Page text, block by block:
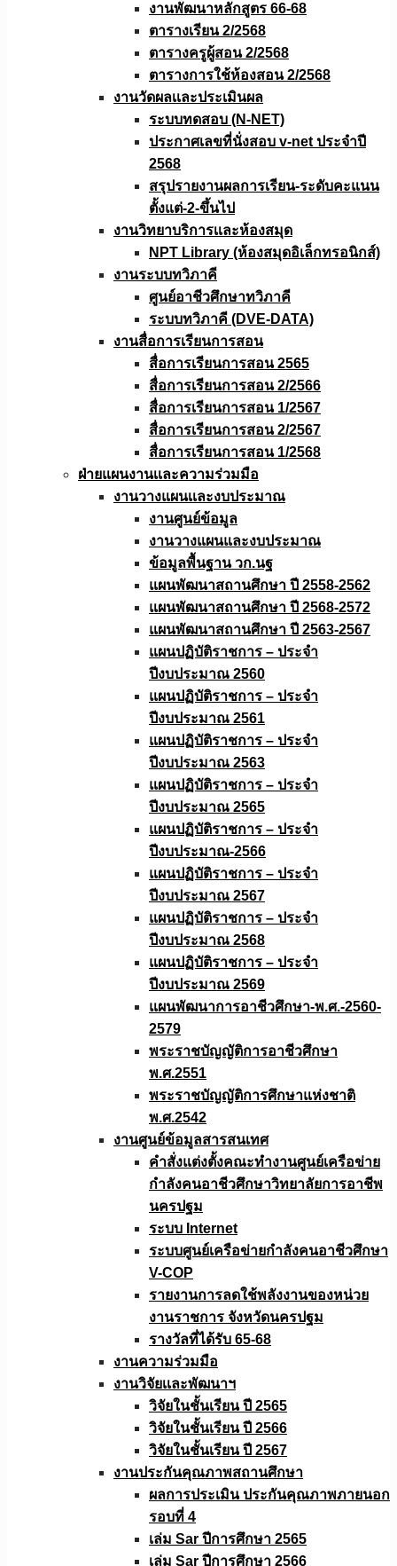
งานพัฒนาหลักสูตร 66-68
ตารางเรียน 2/2568
ตารางครูผู้สอน 2/2568
ตารางการใช้ห้องสอน 2/2568
งานวัดผลเเละประเมินผล
ระบบทดสอบ (N-NET)
ประกาศเลขที่นั่งสอบ v-net ประจำปี
2568
สรุปรายงานผลการเรียน-ระดับคะแนน
ตั้งแต่-2-ขึ้นไป
งานวิทยาบริการเเละห้องสมุด
NPT Library (ห้องสมุดอิเล็กทรอนิกส์)
งานระบบทวิภาคี
ศูนย์อาชีวศึกษาทวิภาคี
ระบบทวิภาคี (DVE-DATA)
งานสื่อการเรียนการสอน
สื่อการเรียนการสอน 2565
สื่อการเรียนการสอน 2/2566
สื่อการเรียนการสอน 1/2567
สื่อการเรียนการสอน 2/2567
สื่อการเรียนการสอน 1/2568
ฝ่ายแผนงานเเละความร่วมมือ
งานวางแผนเเละงบประมาณ
งานศูนย์ข้อมูล
งานวางแผนและงบประมาณ
ข้อมูลพื้นฐาน วก.นฐ
แผนพัฒนาสถานศึกษา ปี 2558-2562
แผนพัฒนาสถานศึกษา ปี 2568-2572
แผนพัฒนาสถานศึกษา ปี 2563-2567
แผนปฏิบัติราชการ – ประจำ
ปีงบประมาณ 2560
แผนปฏิบัติราชการ – ประจำ
ปีงบประมาณ 2561
แผนปฏิบัติราชการ – ประจำ
ปีงบประมาณ 2563
แผนปฏิบัติราชการ – ประจำ
ปีงบประมาณ 2565
แผนปฏิบัติราชการ – ประจำ
ปีงบประมาณ-2566
แผนปฏิบัติราชการ – ประจำ
ปีงบประมาณ 2567
แผนปฏิบัติราชการ – ประจำ
ปีงบประมาณ 2568
แผนปฏิบัติราชการ – ประจำ
ปีงบประมาณ 2569
แผนพัฒนาการอาชีวศึกษา-พ.ศ.-2560-
2579
พระราชบัญญัติการอาชีวศึกษา
พ.ศ.2551
พระราชบัญญัติการศึกษาแห่งชาติ
พ.ศ.2542
งานศูนย์ข้อมูลสารสนเทศ
คำสั่งแต่งตั้งคณะทำงานศูนย์เครือข่าย
กำลังคนอาชีวศึกษาวิทยาลัยการอาชีพ
นครปฐม
ระบบ Internet
ระบบศูนย์เครือข่ายกำลังคนอาชีวศึกษา
V-COP
รายงานการลดใช้พลังงานของหน่วย
งานราชการ จังหวัดนครปฐม
รางวัลที่ได้รับ 65-68
งานความร่วมมือ
งานวิจัยเเละพัฒนาฯ
วิจัยในชั้นเรียน ปี 2565
วิจัยในชั้นเรียน ปี 2566
วิจัยในชั้นเรียน ปี 2567
งานประกันคุณภาพสถานศึกษา
ผลการประเมิน ประกันคุณภาพภายนอก
รอบที่ 4
เล่ม Sar ปีการศึกษา 2565
เล่ม Sar ปีการศึกษา 2566